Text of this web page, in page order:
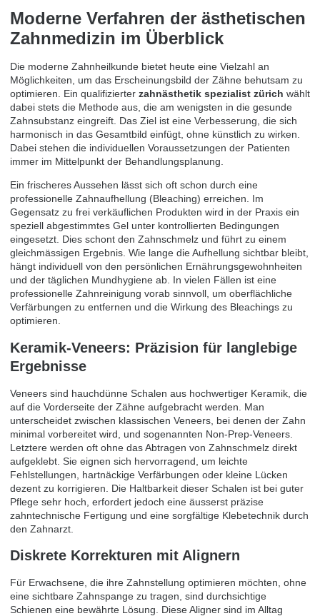
Moderne Verfahren der ästhetischen
Zahnmedizin im Überblick
Die moderne Zahnheilkunde bietet heute eine Vielzahl an
Möglichkeiten, um das Erscheinungsbild der Zähne behutsam zu
optimieren. Ein qualifizierter zahnästhetik spezialist zürich wählt
dabei stets die Methode aus, die am wenigsten in die gesunde
Zahnsubstanz eingreift. Das Ziel ist eine Verbesserung, die sich
harmonisch in das Gesamtbild einfügt, ohne künstlich zu wirken.
Dabei stehen die individuellen Voraussetzungen der Patienten
immer im Mittelpunkt der Behandlungsplanung.
Ein frischeres Aussehen lässt sich oft schon durch eine
professionelle Zahnaufhellung (Bleaching) erreichen. Im
Gegensatz zu frei verkäuflichen Produkten wird in der Praxis ein
speziell abgestimmtes Gel unter kontrollierten Bedingungen
eingesetzt. Dies schont den Zahnschmelz und führt zu einem
gleichmässigen Ergebnis. Wie lange die Aufhellung sichtbar bleibt,
hängt individuell von den persönlichen Ernährungsgewohnheiten
und der täglichen Mundhygiene ab. In vielen Fällen ist eine
professionelle Zahnreinigung vorab sinnvoll, um oberflächliche
Verfärbungen zu entfernen und die Wirkung des Bleachings zu
optimieren.
Keramik-Veneers: Präzision für langlebige
Ergebnisse
Veneers sind hauchdünne Schalen aus hochwertiger Keramik, die
auf die Vorderseite der Zähne aufgebracht werden. Man
unterscheidet zwischen klassischen Veneers, bei denen der Zahn
minimal vorbereitet wird, und sogenannten Non-Prep-Veneers.
Letztere werden oft ohne das Abtragen von Zahnschmelz direkt
aufgeklebt. Sie eignen sich hervorragend, um leichte
Fehlstellungen, hartnäckige Verfärbungen oder kleine Lücken
dezent zu korrigieren. Die Haltbarkeit dieser Schalen ist bei guter
Pflege sehr hoch, erfordert jedoch eine äusserst präzise
zahntechnische Fertigung und eine sorgfältige Klebetechnik durch
den Zahnarzt.
Diskrete Korrekturen mit Alignern
Für Erwachsene, die ihre Zahnstellung optimieren möchten, ohne
eine sichtbare Zahnspange zu tragen, sind durchsichtige
Schienen eine bewährte Lösung. Diese Aligner sind im Alltag